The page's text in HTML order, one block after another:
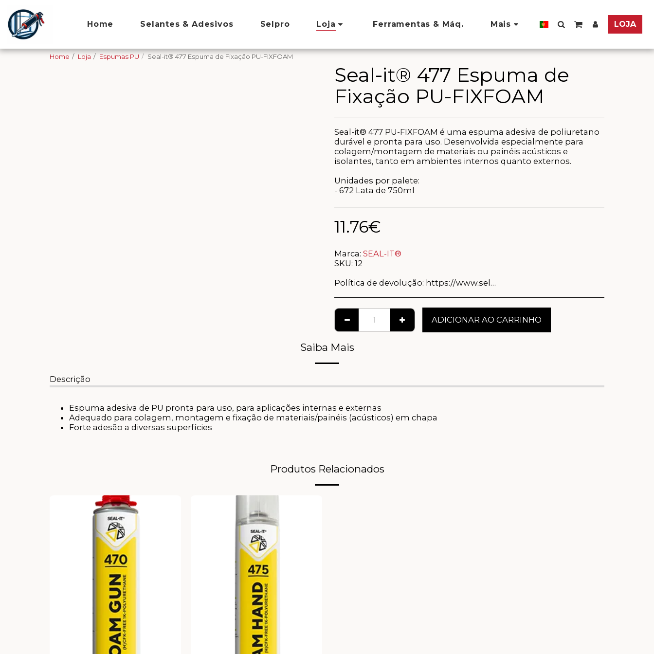
Home Selantes & Adesivos Selpro Loja Ferramentas & Máq. Mais LOJA
Home Loja Espumas PU Seal-it® 477 Espuma de Fixação PU-FIXFOAM
Seal-it® 477 Espuma de
Fixação PU-FIXFOAM
Seal-it® 477 PU-FIXFOAM é uma espuma adesiva de poliuretano
durável e pronta para uso. Desenvolvida especialmente para
colagem/montagem de materiais ou painéis acústicos e
isolantes, tanto em ambientes internos quanto externos.
Unidades por palete:
- 672 Lata de 750ml
11.76€
Marca: SEAL-IT®
SKU: 12
Política de devolução: https://www.selpro.pt/privacy
ADICIONAR AO CARRINHO
Saiba Mais
Descrição
Espuma adesiva de PU pronta para uso, para aplicações internas e externas
Adequado para colagem, montagem e fixação de materiais/painéis (acústicos) em chapa
Forte adesão a diversas superfícies
Produtos Relacionados